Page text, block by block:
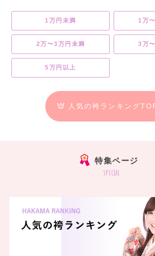
1万円未満 1万
2万〜3万円未満 3万
5万円以上
人気の袴ランキング
特集ページ
special